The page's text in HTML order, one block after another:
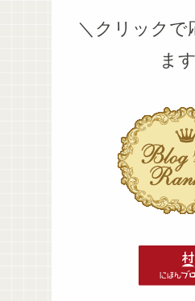
＼クリックで
ま